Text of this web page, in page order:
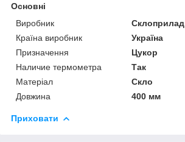
Основні
Виробник
Склоприлад
Країна виробник
Україна
Призначення
Цукор
Наличие термометра
Так
Матеріал
Скло
Довжина
400 мм
Приховати